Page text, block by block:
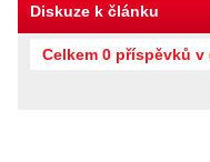
Diskuze k článku
Celkem 0 příspěvků v